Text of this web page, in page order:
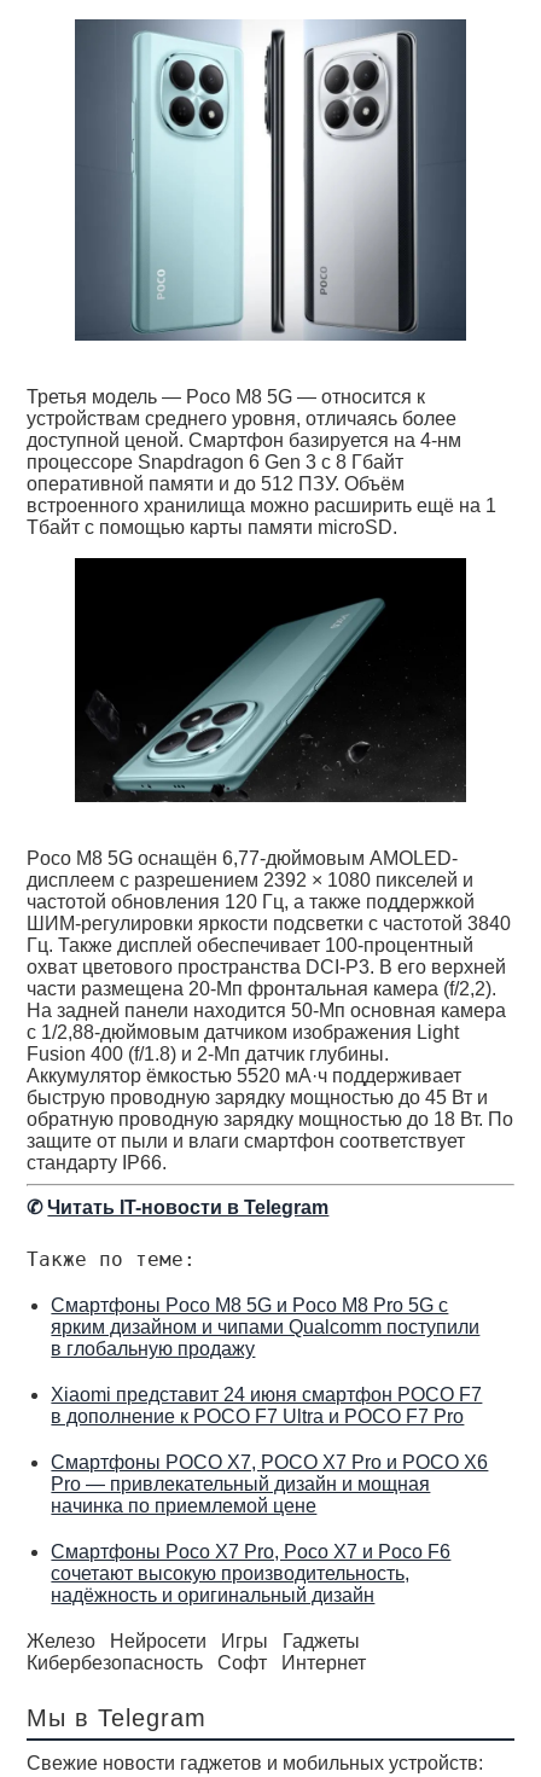
Третья модель — Poco M8 5G — относится к
устройствам среднего уровня, отличаясь более
доступной ценой. Смартфон базируется на 4-нм
процессоре Snapdragon 6 Gen 3 с 8 Гбайт
оперативной памяти и до 512 ПЗУ. Объём
встроенного хранилища можно расширить ещё на 1
Тбайт с помощью карты памяти microSD.
Poco M8 5G оснащён 6,77-дюймовым AMOLED-
дисплеем с разрешением 2392 × 1080 пикселей и
частотой обновления 120 Гц, а также поддержкой
ШИМ-регулировки яркости подсветки с частотой 3840
Гц. Также дисплей обеспечивает 100-процентный
охват цветового пространства DCI-P3. В его верхней
части размещена 20-Мп фронтальная камера (f/2,2).
На задней панели находится 50-Мп основная камера
с 1/2,88-дюймовым датчиком изображения Light
Fusion 400 (f/1.8) и 2-Мп датчик глубины.
Аккумулятор ёмкостью 5520 мА·ч поддерживает
быструю проводную зарядку мощностью до 45 Вт и
обратную проводную зарядку мощностью до 18 Вт. По
защите от пыли и влаги смартфон соответствует
стандарту IP66.
✆Читать IT-новости в Telegram
Также по теме:
Смартфоны Poco M8 5G и Poco M8 Pro 5G с
ярким дизайном и чипами Qualcomm поступили
в глобальную продажу
Xiaomi представит 24 июня смартфон POCO F7
в дополнение к POCO F7 Ultra и POCO F7 Pro
Смартфоны POCO X7, POCO X7 Pro и POCO X6
Pro — привлекательный дизайн и мощная
начинка по приемлемой цене
Смартфоны Poco X7 Pro, Poco X7 и Poco F6
сочетают высокую производительность,
надёжность и оригинальный дизайн
Железо Нейросети Игры
Гаджеты
Кибербезопасность
Софт Интернет
Мы в Telegram
Свежие новости гаджетов и мобильных устройств: